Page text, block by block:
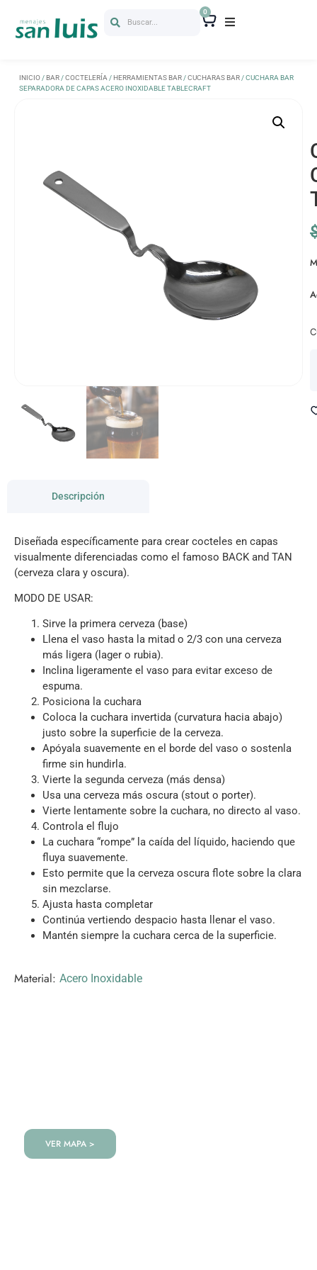
Buscar...
0
INICIO /BAR /COCTELERÍA /HERRAMIENTAS BAR /CUCHARAS BAR / CUCHARA BAR
SEPARADORA DE CAPAS ACERO INOXIDABLE TABLECRAFT
Descripción
Diseñada específicamente para crear cocteles en capas
visualmente diferenciadas como el famoso BACK and TAN
(cerveza clara y oscura).
MODO DE USAR:
Sirve la primera cerveza (base)
Llena el vaso hasta la mitad o 2/3 con una cerveza
más ligera (lager o rubia).
Inclina ligeramente el vaso para evitar exceso de
espuma.
Posiciona la cuchara
Coloca la cuchara invertida (curvatura hacia abajo)
justo sobre la superficie de la cerveza.
Apóyala suavemente en el borde del vaso o sostenla
firme sin hundirla.
Vierte la segunda cerveza (más densa)
Usa una cerveza más oscura (stout o porter).
Vierte lentamente sobre la cuchara, no directo al vaso.
Controla el flujo
La cuchara “rompe” la caída del líquido, haciendo que
fluya suavemente.
Esto permite que la cerveza oscura flote sobre la clara
sin mezclarse.
Ajusta hasta completar
Continúa vertiendo despacio hasta llenar el vaso.
Mantén siempre la cuchara cerca de la superficie.
Material: Acero Inoxidable
VER MAPA >